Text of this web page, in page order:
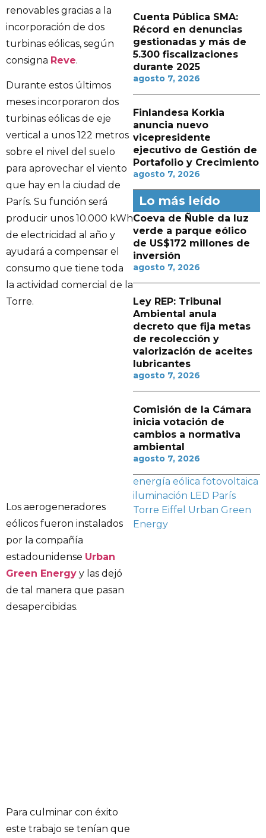
renovables gracias a la
incorporación de dos
turbinas eólicas, según
consigna Reve.
Durante estos últimos
meses incorporaron dos
turbinas eólicas de eje
vertical a unos 122 metros
sobre el nivel del suelo
para aprovechar el viento
que hay en la ciudad de
París. Su función será
producir unos 10.000 kWh
de electricidad al año y
ayudará a compensar el
consumo que tiene toda
la actividad comercial de la
Torre.
Los aerogeneradores
eólicos fueron instalados
por la compañía
estadounidense Urban
Green Energy y las dejó
de tal manera que pasan
desapercibidas.
Para culminar con éxito
este trabajo se tenían que
Cuenta Pública SMA:
Récord en denuncias
gestionadas y más de
5.300 fiscalizaciones
durante 2025
agosto 7, 2026
Finlandesa Korkia
anuncia nuevo
vicepresidente
ejecutivo de Gestión de
Portafolio y Crecimiento
agosto 7, 2026
Lo más leído
Coeva de Ñuble da luz
verde a parque eólico
de US$172 millones de
inversión
agosto 7, 2026
Ley REP: Tribunal
Ambiental anula
decreto que fija metas
de recolección y
valorización de aceites
lubricantes
agosto 7, 2026
Comisión de la Cámara
inicia votación de
cambios a normativa
ambiental
agosto 7, 2026
energía eólica fotovoltaica
iluminación LED París
Torre Eiffel Urban Green
Energy